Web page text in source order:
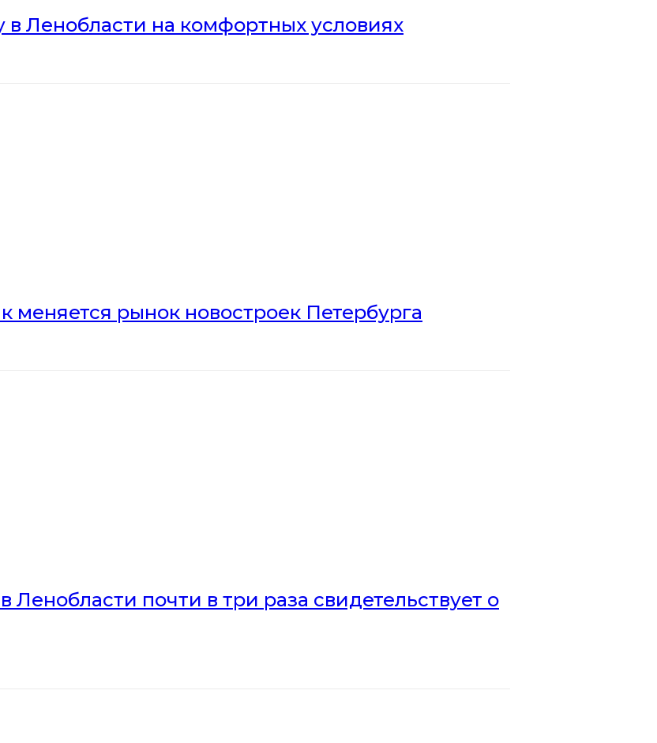
в Ленобласти на комфортных условиях
меняется рынок новостроек Петербурга
почти в три раза свидетельствует о